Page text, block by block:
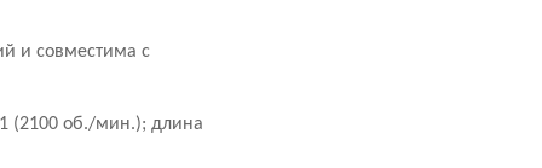
и совместима с
1 (2100 об./мин.); длина